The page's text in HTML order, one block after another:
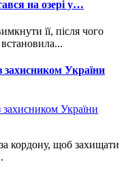
на озері у…
її, після чого
захисником України
кордону, щоб захищати